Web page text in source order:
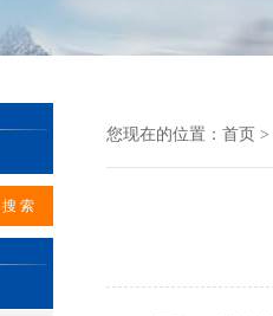
您现在的位置： 首页 >